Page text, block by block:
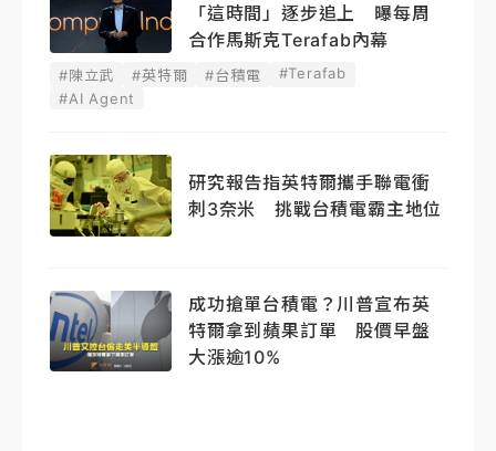
「這時間」逐步追上 曝每周
合作馬斯克Terafab內幕
#陳立武 #英特爾 #台積電
#Terafab
#AI Agent
研究報告指英特爾攜手聯電衝
刺3奈米 挑戰台積電霸主地位
成功搶單台積電？川普宣布英
特爾拿到蘋果訂單 股價早盤
大漲逾10%